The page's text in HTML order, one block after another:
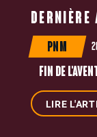
PNM
FIN DE
LIRE